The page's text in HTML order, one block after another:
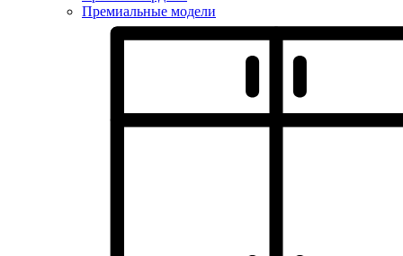
Премиальные модели